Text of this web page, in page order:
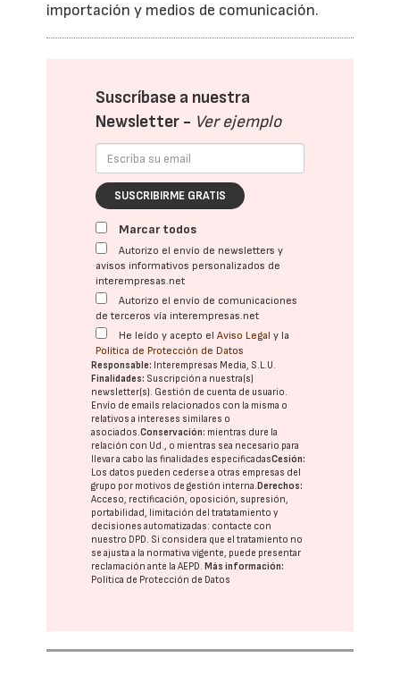
importación y medios de comunicación.
Suscríbase a nuestra
Newsletter - Ver ejemplo
SUSCRIBIRME GRATIS
Marcar todos
Autorizo el envío de newsletters y
avisos informativos personalizados de
interempresas.net
Autorizo el envío de comunicaciones
de terceros vía interempresas.net
He leído y acepto elAviso Legal y la
Política de Protección de Datos
Responsable: Interempresas Media, S.L.U.
Finalidades: Suscripción a nuestra(s)
newsletter(s). Gestión de cuenta de usuario.
Envío de emails relacionados con la misma o
relativos a intereses similares o
asociados.Conservación: mientras dure la
relación con Ud., o mientras sea necesario para
llevar a cabo las finalidades especificadasCesión:
Los datos pueden cederse a otras empresas del
grupo por motivos de gestión interna. Derechos:
Acceso, rectificación, oposición, supresión,
portabilidad, limitación del tratatamiento y
decisiones automatizadas: contacte con
nuestro DPD. Si considera que el tratamiento no
se ajusta a la normativa vigente, puede presentar
reclamación ante laAEPD. Más información:
Política de Protección de Datos